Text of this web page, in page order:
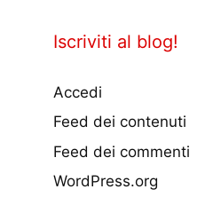
Iscriviti al blog!
Accedi
Feed dei contenuti
Feed dei commenti
WordPress.org